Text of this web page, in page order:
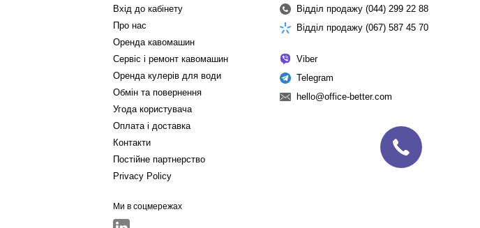
Вхід до кабінету
Про нас
Оренда кавомашин
Сервіс і ремонт кавомашин
Оренда кулерів для води
Обмін та повернення
Угода користувача
Оплата і доставка
Контакти
Постійне партнерство
Privacy Policy
Ми в соцмережах
Відділ продажу (044) 299 22 88
Відділ продажу (067) 587 45 70
Viber
Telegram
hello@office-better.com